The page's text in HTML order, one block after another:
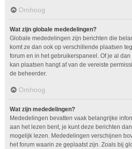
Omhoog
Wat zijn globale mededelingen?
Globale mededelingen zijn berichten die
komt ze dan ook op verschillende plaatsen
forum en in het gebruikerspaneel. Of je al
kan plaatsen hangt af van de vereiste
de beheerder.
Omhoog
Wat zijn mededelingen?
Mededelingen bevatten vaak belangrijke
aan het lezen bent, je kunt deze berichten
mogelijk lezen. Mededelingen verschijnen
het forum waarin ze geplaatst zijn. Zoals bij